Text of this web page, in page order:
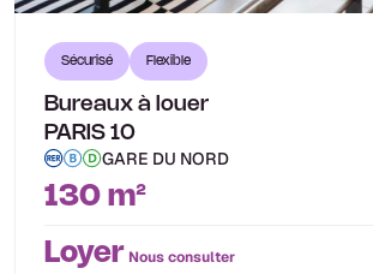
Sécurisé Flexible
Bureaux à louer
PARIS 10
GARE DU NORD
130 m²
Loyer Nous consulter